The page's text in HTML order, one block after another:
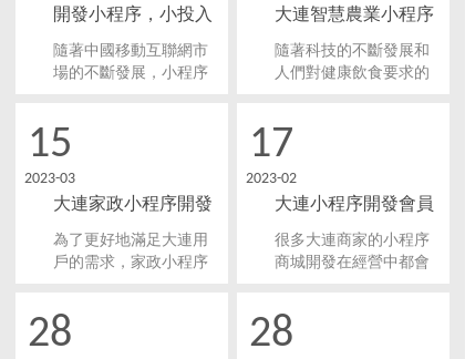
速實現業務數字化轉
型。
開發小程序，小投入
大回報，大連小程序
開發市場前景分析！
隨著中國移動互聯網市
場的不斷發展，小程序
營銷效率、增加銷售額
連小程序開發市場前景
如何？本文將為大家詳
細分析。
大連智慧農業小程序
開發能夠解決哪些問
題？
隨著科技的不斷發展和
人們對健康飲食要求的
業。而在智慧農業領域
發尤為重要。本文將重
點介紹一下大連智慧農
業小程序開發所能解決
的問題。
15
2023-03
大連家政小程序開發
提高用戶的生活質量
為了更好地滿足大連用
戶的需求，家政小程序
了很多人的選擇。這款
17
2023-02
大連小程序開發會員
積分營銷有什么好
處？
很多大連商家的小程序
商城開發在經營中都會
提高留存率，打造成為
28 28